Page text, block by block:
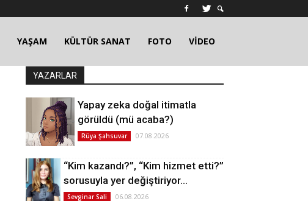
YAŞAM KÜLTÜR SANAT FOTO VİDEO
YAZARLAR
Yapay zeka doğal itimatla
görüldü (mü acaba?)
Rüya Şahsuvar 07.08.2026
“Kim kazandı?”, “Kim hizmet etti?”
sorusuyla yer değiştiriyor…
Sevginar Sali 06.08.2026